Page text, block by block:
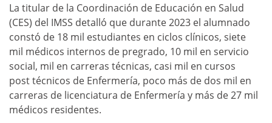
La titular de la Coordinación de Educación en Salud
(CES) del IMSS detalló que durante 2023 el alumnado
constó de 18 mil estudiantes en ciclos clínicos, siete
mil médicos internos de pregrado, 10 mil en servicio
social, mil en carreras técnicas, casi mil en cursos
post técnicos de Enfermería, poco más de dos mil en
carreras de licenciatura de Enfermería y más de 27 mil
médicos residentes.